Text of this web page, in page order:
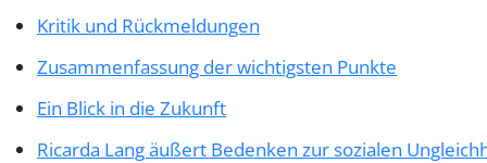
Kritik und Rückmeldungen
Zusammenfassung der wichtigsten Punkte
Ein Blick in die Zukunft
Ricarda Lang äußert Bedenken zur sozialen